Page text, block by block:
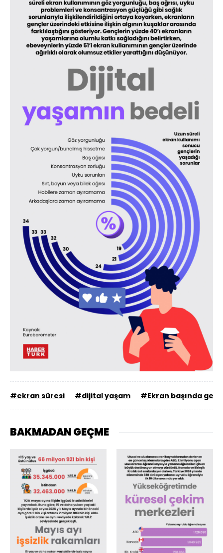
#ekran süresi #dijital yaşam #Ekran başında
BAKMADAN GEÇME